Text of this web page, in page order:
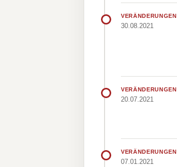
VERÄNDERUNGEN
30.08.2021
VERÄNDERUNGEN
20.07.2021
VERÄNDERUNGEN
07.01.2021